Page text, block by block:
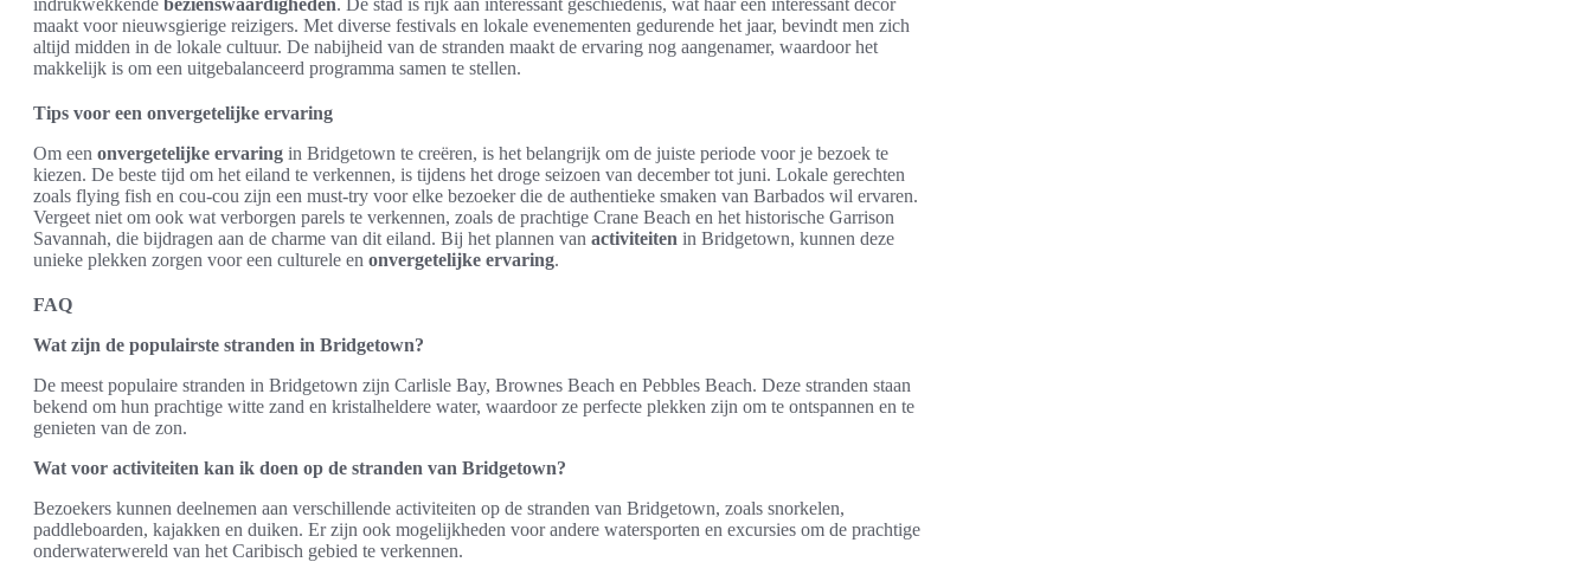
indrukwekkende bezienswaardigheden. De stad is rijk aan interessant geschiedenis, wat haar een interessant decor
maakt voor nieuwsgierige reizigers. Met diverse festivals en lokale evenementen gedurende het jaar, bevindt men zich
altijd midden in de lokale cultuur. De nabijheid van de stranden maakt de ervaring nog aangenamer, waardoor het
makkelijk is om een uitgebalanceerd programma samen te stellen.
Tips voor een onvergetelijke ervaring
Om een onvergetelijke ervaring in Bridgetown te creëren, is het belangrijk om de juiste periode voor je bezoek te
kiezen. De beste tijd om het eiland te verkennen, is tijdens het droge seizoen van december tot juni. Lokale gerechten
zoals flying fish en cou-cou zijn een must-try voor elke bezoeker die de authentieke smaken van Barbados wil ervaren.
Vergeet niet om ook wat verborgen parels te verkennen, zoals de prachtige Crane Beach en het historische Garrison
Savannah, die bijdragen aan de charme van dit eiland. Bij het plannen van activiteiten in Bridgetown, kunnen deze
unieke plekken zorgen voor een culturele en onvergetelijke ervaring.
FAQ
Wat zijn de populairste stranden in Bridgetown?
De meest populaire stranden in Bridgetown zijn Carlisle Bay, Brownes Beach en Pebbles Beach. Deze stranden staan
bekend om hun prachtige witte zand en kristalheldere water, waardoor ze perfecte plekken zijn om te ontspannen en te
genieten van de zon.
Wat voor activiteiten kan ik doen op de stranden van Bridgetown?
Bezoekers kunnen deelnemen aan verschillende activiteiten op de stranden van Bridgetown, zoals snorkelen,
paddleboarden, kajakken en duiken. Er zijn ook mogelijkheden voor andere watersporten en excursies om de prachtige
onderwaterwereld van het Caribisch gebied te verkennen.